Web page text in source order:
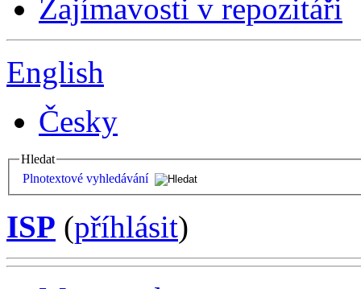
Zajímavosti v repozitáři
English
Česky
Hledat
Plnotextové vyhledávání
ISP (příhlásit)